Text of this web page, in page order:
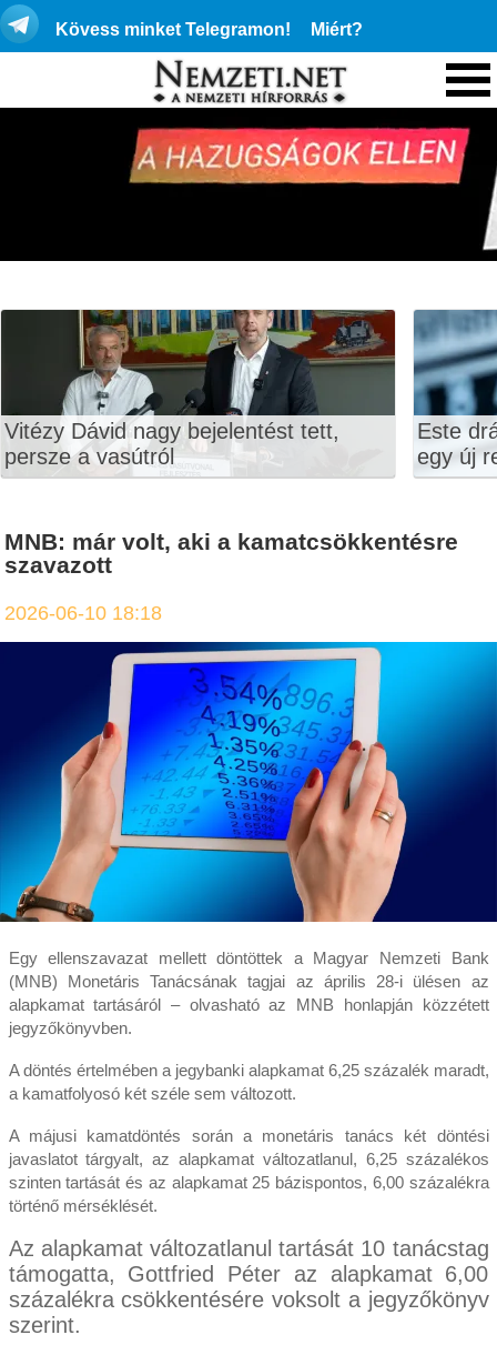
Kövess minket Telegramon! Miért?
Vitézy Dávid nagy bejelentést tett,
persze a vasútról
Este
egy új
MNB: már volt, aki a kamatcsökkentésre
szavazott
2026-06-10 18:18
Egy ellenszavazat mellett döntöttek a Magyar Nemzeti Bank
(MNB) Monetáris Tanácsának tagjai az április 28-i ülésen az
alapkamat tartásáról – olvasható az MNB honlapján közzétett
jegyzőkönyvben.
A döntés értelmében a jegybanki alapkamat 6,25 százalék maradt,
a kamatfolyosó két széle sem változott.
A májusi kamatdöntés során a monetáris tanács két döntési
javaslatot tárgyalt, az alapkamat változatlanul, 6,25 százalékos
szinten tartását és az alapkamat 25 bázispontos, 6,00 százalékra
történő mérséklését.
Az alapkamat változatlanul tartását 10 tanácstag
támogatta, Gottfried Péter az alapkamat 6,00
százalékra csökkentésére voksolt a jegyzőkönyv
szerint.